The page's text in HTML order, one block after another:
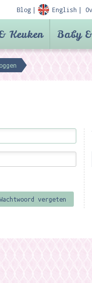
Blog English
Keuken Baby
Wachtwoord vergeten